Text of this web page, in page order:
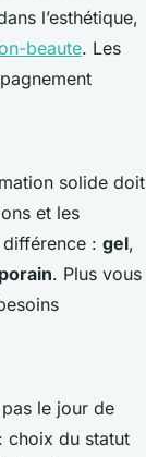
l’esthétique,
beaute. Les
solide doit
et les
: gel,
. Plus vous
le jour de
choix du statut